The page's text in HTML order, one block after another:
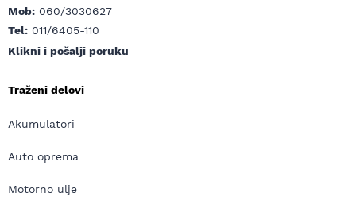
Mob: 060/3030627
Tel: 011/6405-110
Klikni i pošalji poruku
Traženi delovi
Akumulatori
Auto oprema
Motorno ulje